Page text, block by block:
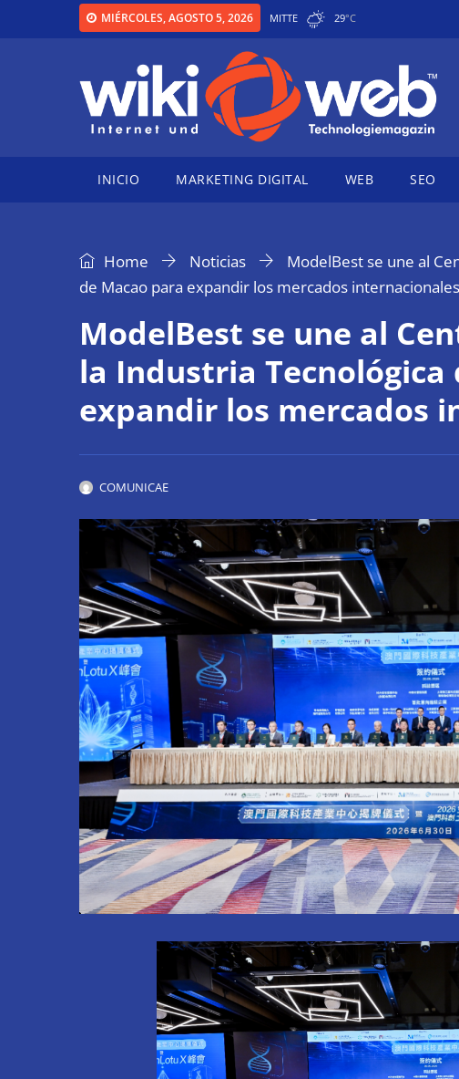
MIÉRCOLES, AGOSTO 5, 2026 MITTE 29°C
INICIO MARKETING DIGITAL WEB SEO
Home Noticias
ModelBest se une al
de Macao para expandir los mercados internacionales
ModelBest se une al
la Industria Tecnológica
expandir los mercados
COMUNICAE